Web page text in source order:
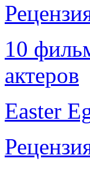
10
актеров
Easter